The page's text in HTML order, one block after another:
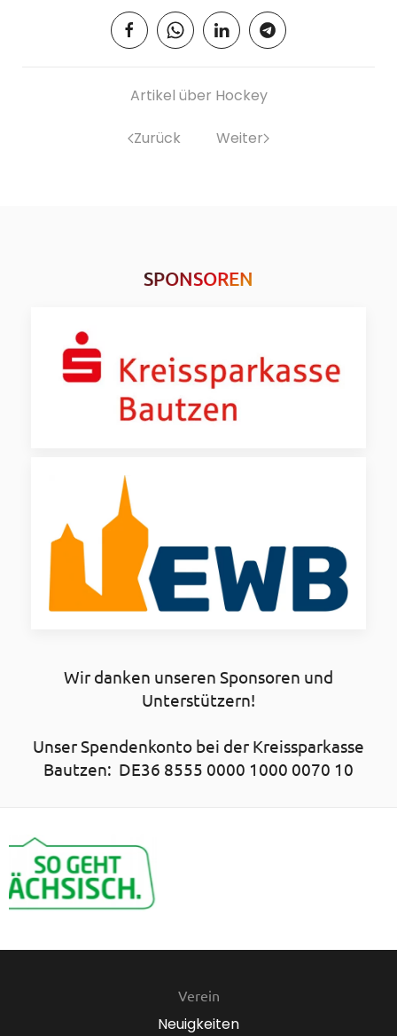
Artikel über Hockey
Zurück Weiter
SPONSOREN
Wir danken unseren Sponsoren und
Unterstützern!
Unser Spendenkonto bei der Kreissparkasse
Bautzen: DE36 8555 0000 1000 0070 10
Verein
Neuigkeiten